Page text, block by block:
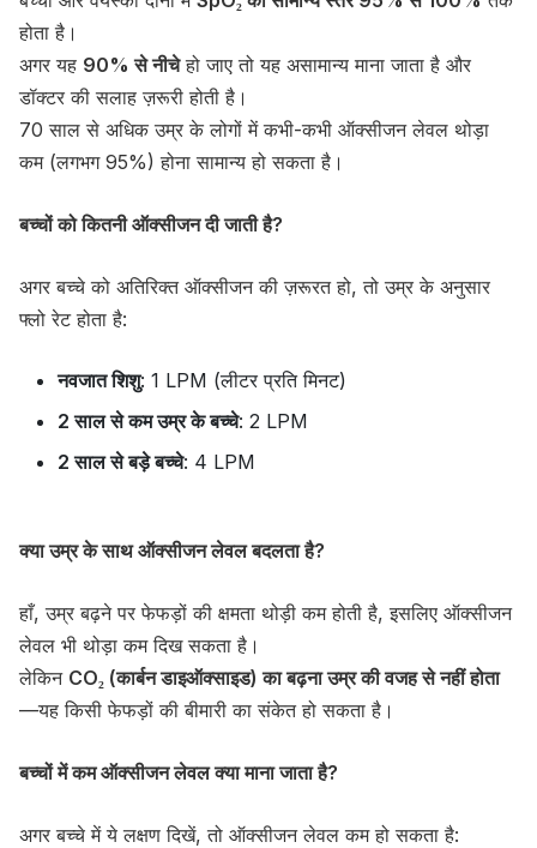
होता है।
अगर यह 90% से नीचेहो जाए तो यह असामान्य माना जाता है और
डॉक्टर की सलाह ज़रूरी होती है।
70 साल से अधिक उम्र के लोगों में कभी-कभी ऑक्सीजन लेवल थोड़ा
कम (लगभग 95%) होना सामान्य हो सकता है।
बच्चों को कितनी ऑक्सीजन दी जाती है?
अगर बच्चे को अतिरिक्त ऑक्सीजन की ज़रूरत हो, तो उम्र के अनुसार
फ्लो रेट होता है:
नवजात शिशु: 1 LPM (लीटर प्रति मिनट)
2 साल से कम उम्र के बच्चे: 2 LPM
2 साल से बड़े बच्चे: 4 LPM
क्या उम्र के साथ ऑक्सीजन लेवल बदलता है?
हाँ, उम्र बढ़ने पर फेफड़ों की क्षमता थोड़ी कम होती है, इसलिए ऑक्सीजन
लेवल भी थोड़ा कम दिख सकता है।
लेकिन CO₂ (कार्बन डाइऑक्साइड) का बढ़ना उम्र की वजह से नहीं होता
—यह किसी फेफड़ों की बीमारी का संकेत हो सकता है।
बच्चों में कम ऑक्सीजन लेवल क्या माना जाता है?
अगर बच्चे में ये लक्षण दिखें, तो ऑक्सीजन लेवल कम हो सकता है: